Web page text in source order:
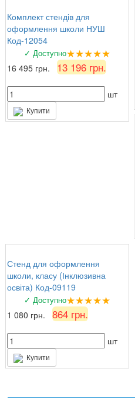
Комплект стендів для
оформлення школи НУШ
Код-12054
✓ Доступно★★★★★
16 495 грн. 13 196 грн.
шт
Купити
Стенд для оформлення
школи, класу (Інклюзивна
освіта) Код-09119
✓ Доступно★★★★★
1 080 грн. 864 грн.
шт
Купити